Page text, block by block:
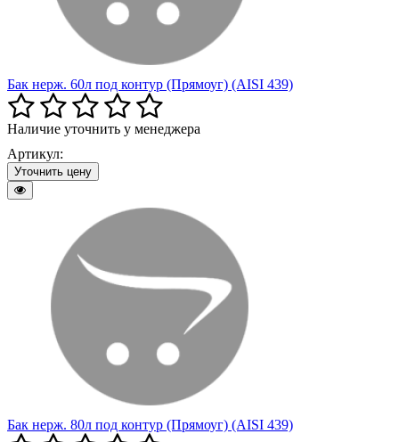
Бак нерж. 60л под контур (Прямоуг) (AISI 439)
Наличие уточнить у менеджера
Артикул:
Уточнить цену
Бак нерж. 80л под контур (Прямоуг) (AISI 439)